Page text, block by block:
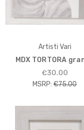
Artisti Vari
MDX TORTORA
€30.00
MSRP: €75.00